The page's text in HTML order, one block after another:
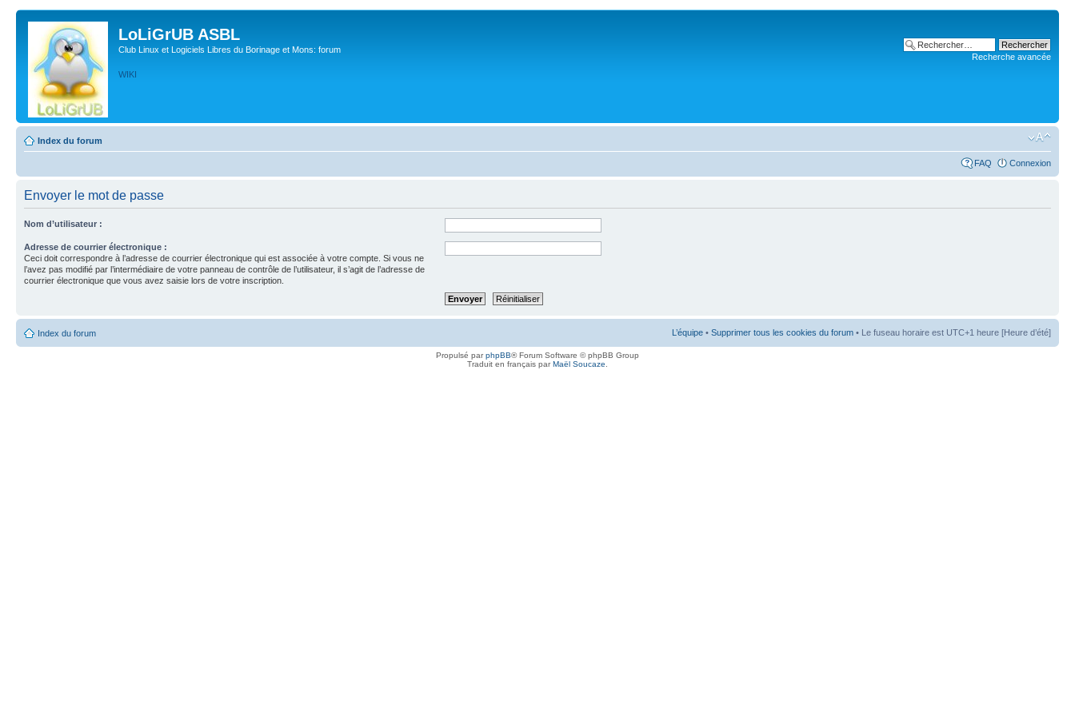
LoLiGrUB ASBL
Club Linux et Logiciels Libres du Borinage et Mons: forum
WIKI
Recherche avancée
Index du forum
FAQ Connexion
Envoyer le mot de passe
Nom d’utilisateur :
Adresse de courrier électronique :
Ceci doit correspondre à l’adresse de courrier électronique qui est associée à votre compte. Si vous ne
l’avez pas modifié par l’intermédiaire de votre panneau de contrôle de l’utilisateur, il s’agit de l’adresse de
courrier électronique que vous avez saisie lors de votre inscription.
Index du forum L’équipe • Supprimer tous les cookies du forum • Le fuseau horaire est UTC+1 heure [Heure d’été]
Propulsé parphpBB® Forum Software © phpBB Group
Traduit en français parMaël Soucaze